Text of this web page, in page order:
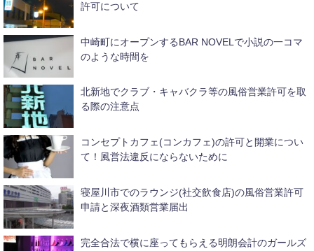
許可について
中崎町にオープンするBAR NOVELで小説の一コマ
のような時間を
北新地でクラブ・キャバクラ等の風俗営業許可を取
る際の注意点
コンセプトカフェ(コンカフェ)の許可と開業につい
て！風営法違反にならないために
寝屋川市でのラウンジ(社交飲食店)の風俗営業許可
申請と深夜酒類営業届出
完全合法で横に座ってもらえる明朗会計のガールズ